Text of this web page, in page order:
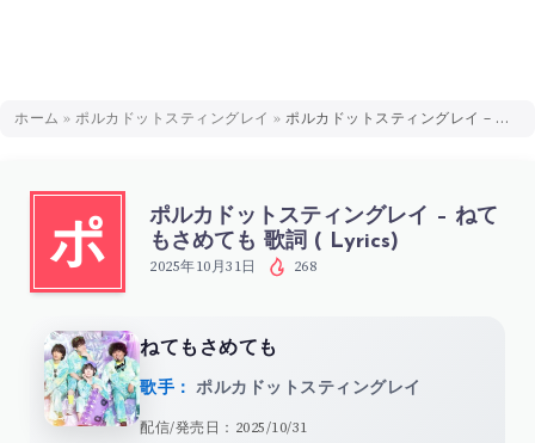
ホーム » ポルカドットスティングレイ » ポルカドットスティングレイ – ねてもさめても 歌詞 ( Lyrics)
ポ
ポルカドットスティングレイ – ねて
もさめても 歌詞 ( Lyrics)
2025年10月31日 268
ねてもさめても
歌手： ポルカドットスティングレイ
配信/発売日：2025/10/31